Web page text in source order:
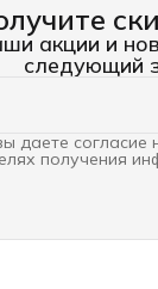
акции и
следующий
даете согласие
получения